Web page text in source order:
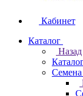
Кабинет
Каталог
Назад
Семена